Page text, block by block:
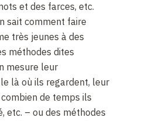
et des farces, etc.
sait comment faire
très jeunes à des
méthodes dites
mesure leur
là où ils regardent, leur
de temps ils
etc. – ou des méthodes